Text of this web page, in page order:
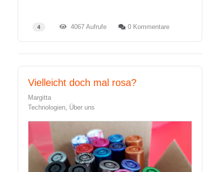
4 4067 Aufrufe 0 Kommentare
Vielleicht doch mal rosa?
Margitta
Technologien Über uns